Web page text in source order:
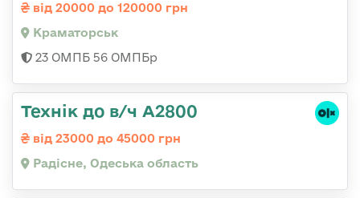
від 20000 до 120000 грн
Краматорськ
23 ОМПБ 56 ОМПБр
Технік до в/ч А2800
від 23000 до 45000 грн
Радісне, Одеська область